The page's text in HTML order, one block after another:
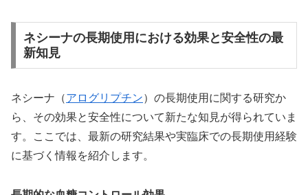
ネシーナの長期使用における効果と安全性の最
新知見
ネシーナ（アログリプチン）の長期使用に関する研究か
ら、その効果と安全性について新たな知見が得られていま
す。ここでは、最新の研究結果や実臨床での長期使用経験
に基づく情報を紹介します。